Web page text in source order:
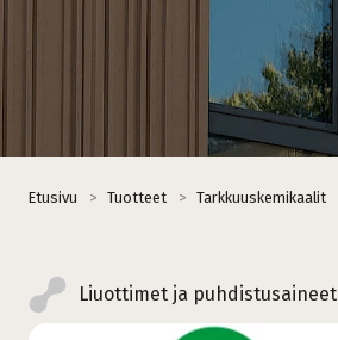
Etusivu > Tuotteet > Tarkkuuskemikaalit
Liuottimet ja puhdistusaineet